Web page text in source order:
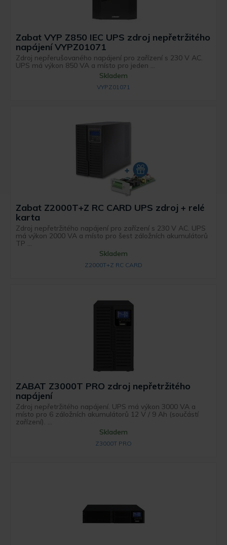
Zabat VYP Z850 IEC UPS zdroj nepřetržitého
napájení VYPZ01071
Zdroj nepřerušovaného napájení pro zařízení s 230 V AC.
UPS má výkon 850 VA a místo pro jeden ...
Skladem
VYPZ01071
Zabat Z2000T+Z RC CARD UPS zdroj + relé
karta
Zdroj nepřetržitého napájení pro zařízení s 230 V AC. UPS
má výkon 2000 VA a místo pro šest záložních akumulátorů
TP ...
Skladem
Z2000T+Z RC CARD
ZABAT Z3000T PRO zdroj nepřetržitého
napájení
Zdroj nepřetržitého napájení. UPS má výkon 3000 VA a
místo pro 6 záložních akumulátorů 12 V / 9 Ah (součástí
zařízení). ...
Skladem
Z3000T PRO